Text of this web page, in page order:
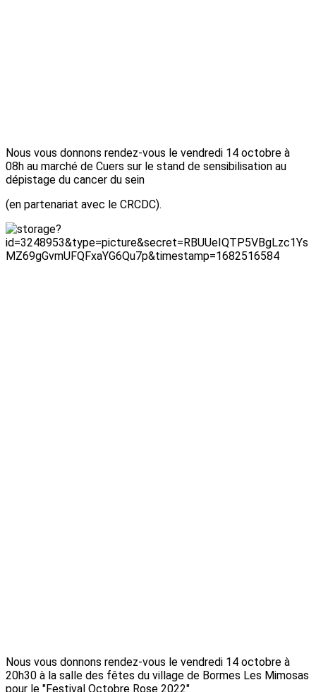
Nous vous donnons rendez-vous le vendredi 14 octobre à
08h au marché de Cuers sur le stand de sensibilisation au
dépistage du cancer du sein
(en partenariat avec le CRCDC).
Nous vous donnons rendez-vous le vendredi 14 octobre à
20h30 à la salle des fêtes du village de Bormes Les Mimosas
pour le "Festival Octobre Rose 2022".